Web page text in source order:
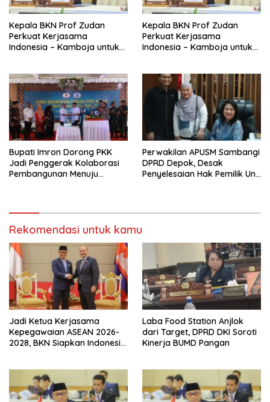
Kepala BKN Prof Zudan
Perkuat Kerjasama
Indonesia – Kamboja untuk
Kepala BKN Prof Zudan
Perkuat Kerjasama
Indonesia – Kamboja untuk
Bupati Imron Dorong PKK
Jadi Penggerak Kolaborasi
Pembangunan Menuju
Perwakilan APUSM Sambangi
DPRD Depok, Desak
Penyelesaian Hak Pemilik Unit
Rekomendasi untuk kamu
Jadi Ketua Kerjasama
Kepegawaian ASEAN 2026-
2028, BKN Siapkan Indonesia
Laba Food Station Anjlok
dari Target, DPRD DKI Soroti
Kinerja BUMD Pangan